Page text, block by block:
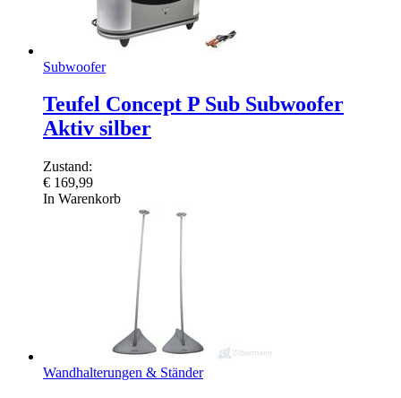
Subwoofer
Teufel Concept P Sub Subwoofer
Aktiv silber
Zustand:
€ 169,99
In Warenkorb
Wandhalterungen & Ständer